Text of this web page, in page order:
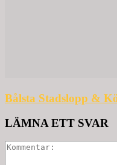
Bålsta Stadslopp &
LÄMNA ETT SVAR